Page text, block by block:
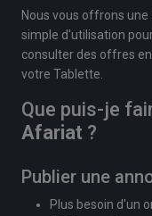
Nous vous offrons
simple d'utilisation
consulter des offres
votre Tablette.
Que puis-je
Afariat ?
Publier une
Plus besoin d'un